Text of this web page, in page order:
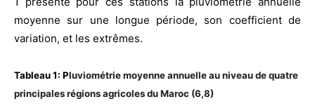
moyenne sur une longue période, son coefficient de
variation, et les extrêmes.
Tableau 1: Pluviométrie moyenne annuelle au niveau de quatre
principales régions agricoles du Maroc (6,8)